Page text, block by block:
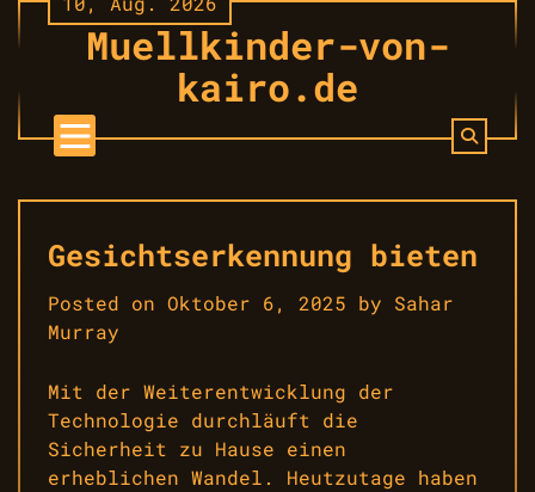
Skip
to
Muellkinder-von-
kairo.de
Gesichtserkennung bieten
Posted on Oktober 6, 2025 by Sahar
Murray
Mit der Weiterentwicklung der
Technologie durchläuft die
Sicherheit zu Hause einen
erheblichen Wandel. Heutzutage haben